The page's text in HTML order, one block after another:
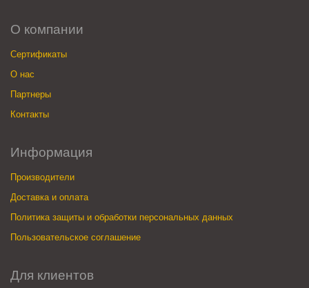
О компании
Сертификаты
О нас
Партнеры
Контакты
Информация
Производители
Доставка и оплата
Политика защиты и обработки персональных данных
Пользовательское соглашение
Для клиентов